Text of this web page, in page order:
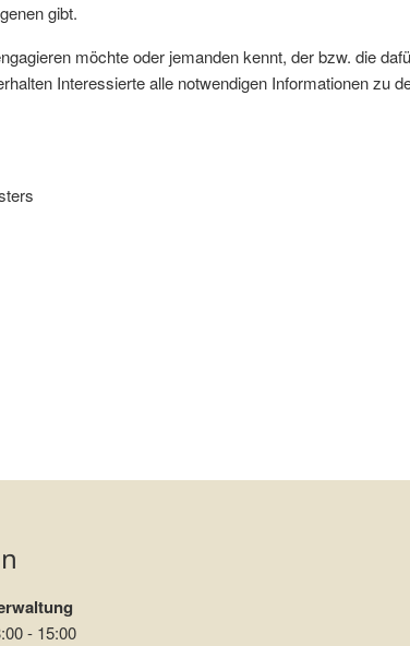
gibt.
möchte oder jemanden kennt, der bzw. die
Interessierte alle notwendigen Informationen zu
– Meiningen und das Bergwaldprojekt
- 15:00